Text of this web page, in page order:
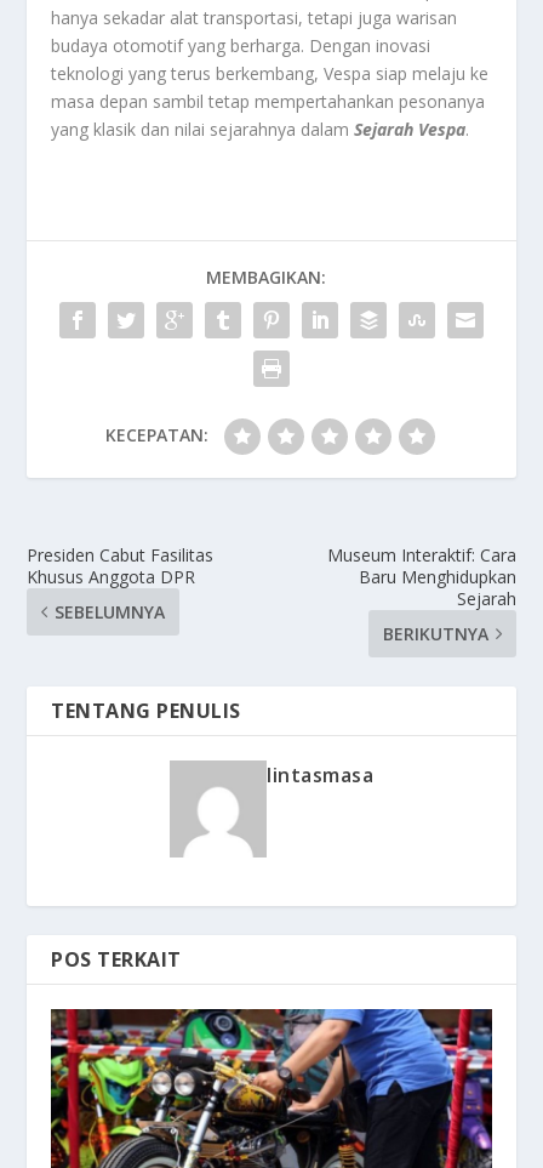
hanya sekadar alat transportasi, tetapi juga warisan
budaya otomotif yang berharga. Dengan inovasi
teknologi yang terus berkembang, Vespa siap melaju ke
masa depan sambil tetap mempertahankan pesonanya
yang klasik dan nilai sejarahnya dalamSejarah Vespa.
MEMBAGIKAN:
KECEPATAN:
Presiden Cabut Fasilitas
Khusus Anggota DPR
SEBELUMNYA
Museum Interaktif: Cara
Baru Menghidupkan
Sejarah
BERIKUTNYA
TENTANG PENULIS
lintasmasa
POS TERKAIT